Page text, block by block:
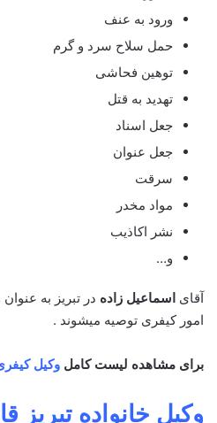
ورود به عنف
حمل سلاح سرد و گرم
توهین فحاشی
تهدید به قتل
جعل اسناد
جعل عنوان
سرقت
مواد مخدر
نشر اکاذیب
و…
آقای اسماعیل زاده در تبریز به
امور کیفری توصیه میشوند .
برای مشاهده لیست کامل وکیل
وکیل خانواده تبریز